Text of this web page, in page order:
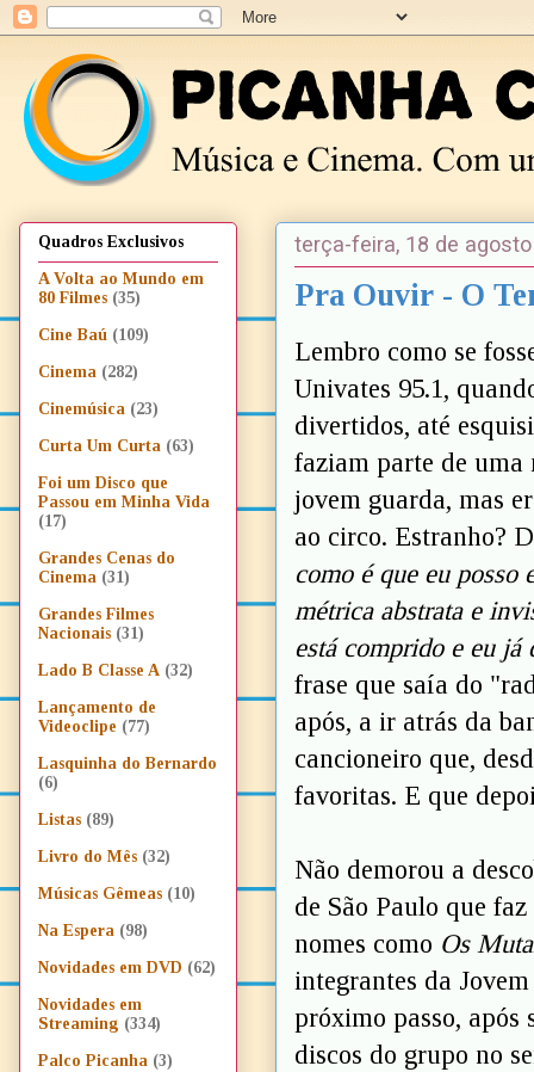
terça-feira, 18 de
Pra Ouvir - O
Lembro como se
Univates 95.1,
divertidos, até
faziam parte de uma
jovem guarda, mas
ao circo. Estranho?
como é que eu posso
métrica abstrata e
está comprido e eu já
frase que saía do
após, a ir atrás da
cancioneiro que,
favoritas. E que
Não demorou a
de São Paulo que faz
nomes como Os
integrantes da
próximo passo, após
discos do grupo no
Quadros Exclusivos
A Volta ao Mundo em
80 Filmes (35)
Cine Baú (109)
Cinema (282)
Cinemúsica (23)
Curta Um Curta (63)
Foi um Disco que
Passou em Minha Vida
(17)
Grandes Cenas do
Cinema (31)
Grandes Filmes
Nacionais (31)
Lado B Classe A (32)
Lançamento de
Videoclipe (77)
Lasquinha do Bernardo
(6)
Listas (89)
Livro do Mês (32)
Músicas Gêmeas (10)
Na Espera (98)
Novidades em DVD (62)
Novidades em
Streaming (334)
Palco Picanha (3)